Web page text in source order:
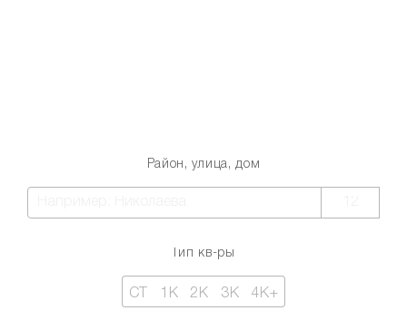
Район, улица, дом
Тип кв-ры
СТ 1К 2К 3К 4К+